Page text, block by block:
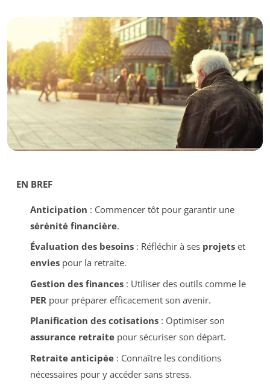
EN BREF
Anticipation : Commencer tôt pour garantir une
sérénité financière.
Évaluation des besoins: Réfléchir à ses projetset
enviespour la retraite.
Gestion des finances: Utiliser des outils comme le
PER pour préparer efficacement son avenir.
Planification des cotisations: Optimiser son
assurance retraitepour sécuriser son départ.
Retraite anticipée: Connaître les conditions
nécessaires pour y accéder sans stress.